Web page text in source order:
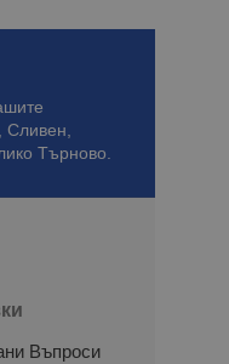
Търново.
Въпроси